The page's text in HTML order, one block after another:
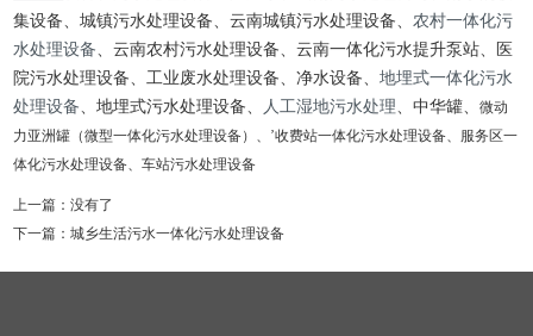
集设备、城镇污水处理设备、云南城镇污水处理设备、 农村一体化污
水处理设备 、云南农村污水处理设备、云南一体化污水提升泵站、医
院污水处理设备、工业废水处理设备、净水设备、地埋式一体化污水
处理设备 、地埋式污水处理设备、 人工湿地污水处理 、中华罐、微动
力亚洲罐（微型一体化污水处理设备）、’收费站一体化污水处理设备、服务区一
体化污水处理设备、车站污水处理设备
上一篇：没有了
下一篇：城乡生活污水一体化污水处理设备